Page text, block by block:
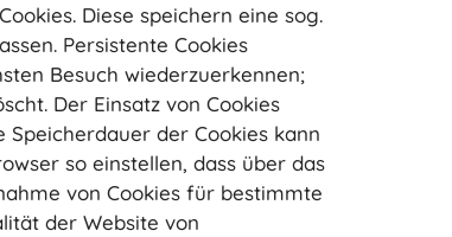
Diese speichern eine sog.
Persistente Cookies
Besuch wiederzuerkennen;
Der Einsatz von Cookies
Speicherdauer der Cookies kann
so einstellen, dass über das
von Cookies für bestimmte
der Website von